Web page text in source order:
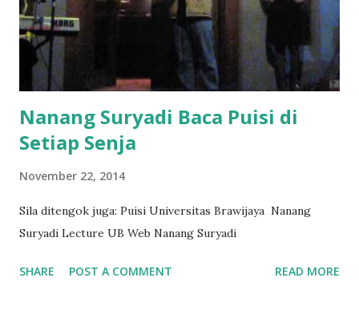
Nanang Suryadi Baca Puisi di
Setiap Senja
November 22, 2014
Sila ditengok juga: Puisi Universitas Brawijaya Nanang
Suryadi Lecture UB Web Nanang Suryadi
SHARE POST A COMMENT READ MORE